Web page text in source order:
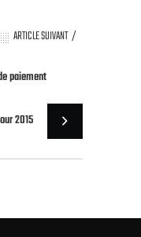
ARTICLE SUIVANT
paiement
2015